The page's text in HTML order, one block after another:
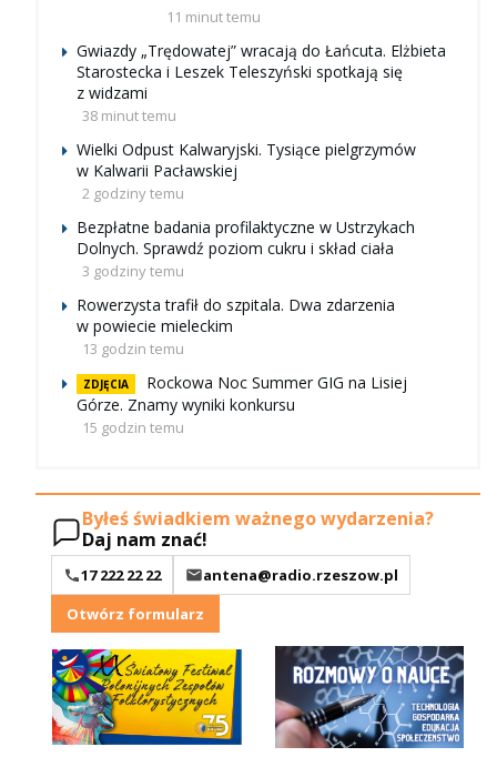
11 minut temu
Gwiazdy „Trędowatej” wracają do Łańcuta. Elżbieta
Starostecka i Leszek Teleszyński spotkają się
z widzami
38 minut temu
Wielki Odpust Kalwaryjski. Tysiące pielgrzymów
w Kalwarii Pacławskiej
2 godziny temu
Bezpłatne badania profilaktyczne w Ustrzykach
Dolnych. Sprawdź poziom cukru i skład ciała
3 godziny temu
Rowerzysta trafił do szpitala. Dwa zdarzenia
w powiecie mieleckim
13 godzin temu
ZDJĘCIA
Rockowa Noc Summer GIG na Lisiej
Górze. Znamy wyniki konkursu
15 godzin temu
Byłeś świadkiem ważnego wydarzenia?
Daj nam znać!
17 222 22 22
antena@radio.rzeszow.pl
Otwórz formularz